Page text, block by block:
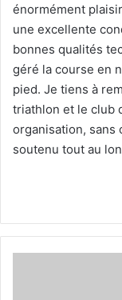
énormément
une excellente
bonnes qualités
géré la course en
pied. Je tiens à
triathlon et le club
organisation, sans
soutenu tout au